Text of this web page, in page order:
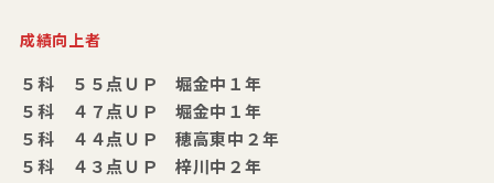
成績向上者
５科 ５５点ＵＰ 堀金中１年
５科 ４７点ＵＰ 堀金中１年
５科 ４４点ＵＰ 穂高東中２年
５科 ４３点ＵＰ 梓川中２年